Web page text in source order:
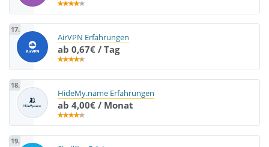
17.
AirVPN Erfahrungen
ab 0,67€ / Tag
18.
HideMy.name Erfahrungen
ab 4,00€ / Monat
19.